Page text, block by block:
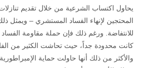
يحاول اكتساب الشرعية من خلال تقديم
المحتجين لإنهاء الفساد المستشري – ويمثل
للانتفاضة. ورغم ذلك فإن حملة مقاومة
كانت محدودة جداً، حيث تحاشت الكثير من
والأكثر من ذلك أنها حاولت حماية